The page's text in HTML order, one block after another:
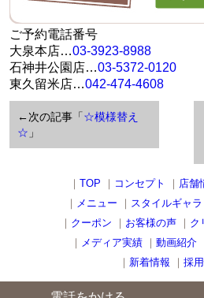
ご予約電話番号
大泉本店…03-3923-8988
石神井公園店…03-5372-0120
東久留米店…042-474-4608
←次の記事「☆模様替え
☆ 」
｜ TOP ｜ コンセプト ｜ 店舗
｜ メニュー ｜ スタイルギャ
｜ クーポン ｜ お客様の声 ｜ ク
｜ メディア実績 ｜ 動画紹介
｜ 新着情報 ｜ 採